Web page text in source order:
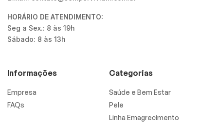
HORÁRIO DE ATENDIMENTO:
Seg a Sex.: 8 às 19h
Sábado: 8 às 13h
Informações
Empresa
FAQs
Categorias
Saúde e Bem Estar
Pele
Linha Emagrecimento